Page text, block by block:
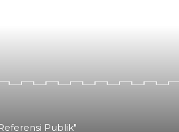
Publik"